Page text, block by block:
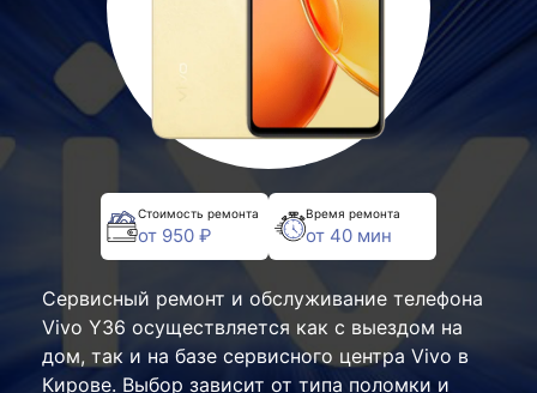
Стоимость ремонта
от 950 ₽
Время ремонта
от 40 мин
Сервисный ремонт и обслуживание телефона
Vivo Y36 осуществляется как с выездом на
дом, так и на базе сервисного центра Vivo в
Кирове. Выбор зависит от типа поломки и